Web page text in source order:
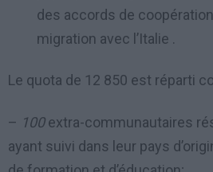
des accords de
migration avec l’Italie .
Le quota de 12 850 est réparti
– 100extra-communautaires
ayant suivi dans leur pays